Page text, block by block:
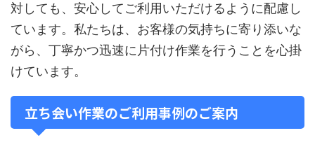
対しても、安心してご利用いただけるように配慮し
ています。私たちは、お客様の気持ちに寄り添いな
がら、丁寧かつ迅速に片付け作業を行うことを心掛
けています。
立ち会い作業のご利用事例のご案内